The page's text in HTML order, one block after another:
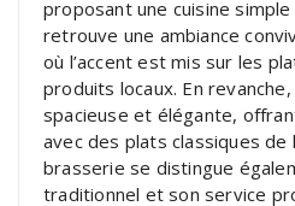
proposant une cuisine
retrouve une ambiance
où l’accent est mis sur les
produits locaux. En
spacieuse et élégante,
avec des plats classiques de
brasserie se distingue
traditionnel et son service